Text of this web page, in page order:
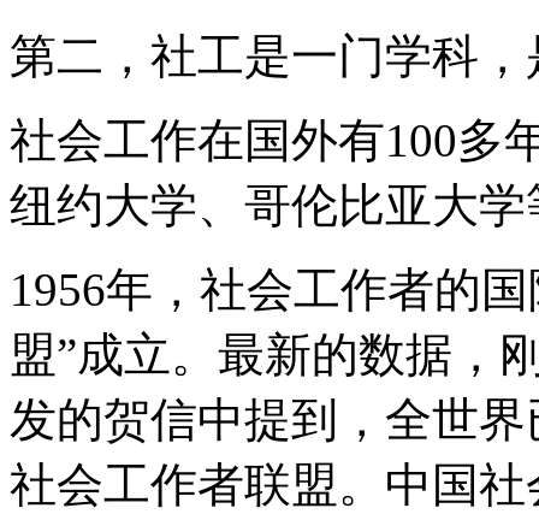
第二，社工是一门学科
社会工作在国外有100多
纽约大学、哥伦比亚大
1956年，社会工作者的
盟”成立。最新的数据，
发的贺信中提到，全世
社会工作者联盟。中国